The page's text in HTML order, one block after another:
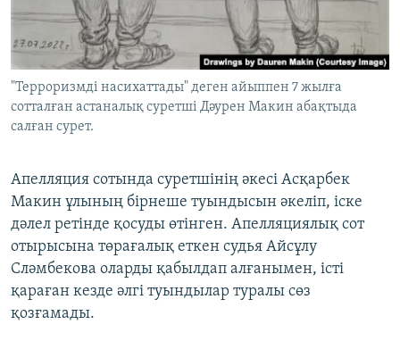
"Терроризмді насихаттады" деген айыппен 7 жылға
сотталған астаналық суретші Дәурен Макин абақтыда
салған сурет.
Апелляция сотында суретшінің әкесі Асқарбек
Макин ұлының бірнеше туындысын әкеліп, іске
дәлел ретінде қосуды өтінген. Апелляциялық сот
отырысына төрағалық еткен судья Айсұлу
Сләмбекова оларды қабылдап алғанымен, істі
қараған кезде әлгі туындылар туралы сөз
қозғамады.